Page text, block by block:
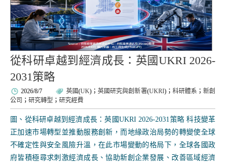
從科研卓越到經濟成長：英國UKRI 2026-
2031策略
2026/8/7 英國(UK)； 英國研究與創新署(UKRI)； 科研體系 ；新創
公司 ； 研究轉型 ； 研究經費
圖、從科研卓越到經濟成長：英國UKRI 2026-2031策略 科技變革
正加速市場轉型並推動服務創新，而地緣政治局勢的轉變使全球
不確定性與安全風險升溫，在此市場變動的格局下，全球各國政
府皆積極尋求刺激經濟成長、協助新創企業發展、改善區域經濟